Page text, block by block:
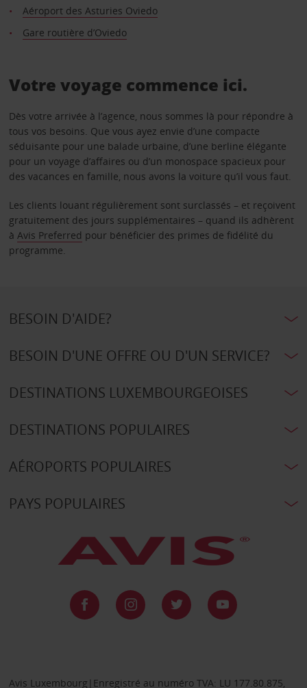
Aéroport des Asturies Oviedo
Gare routière d’Oviedo
Votre voyage commence ici.
Dès votre arrivée à l’agence, nous sommes là pour répondre à
tous vos besoins. Que vous ayez envie d’une compacte
séduisante pour une balade urbaine, d’une berline élégante
pour un voyage d’affaires ou d’un monospace spacieux pour
des vacances en famille, nous avons la voiture qu’il vous faut.
Les clients louant régulièrement sont surclassés – et reçoivent
gratuitement des jours supplémentaires – quand ils adhèrent
à Avis Preferred pour bénéficier des primes de fidélité du
programme.
BESOIN D'AIDE?
BESOIN D'UNE OFFRE OU D'UN SERVICE?
DESTINATIONS LUXEMBOURGEOISES
DESTINATIONS POPULAIRES
AÉROPORTS POPULAIRES
PAYS POPULAIRES
Avis Luxembourg|Enregistré au numéro TVA: LU 177.80.875,